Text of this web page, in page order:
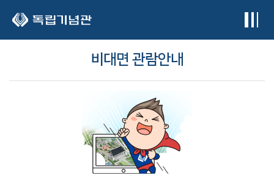
비대면 관람안내